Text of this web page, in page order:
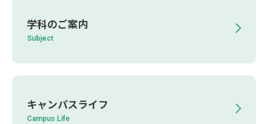
学科のご案内
Subject
キャンパスライフ
Campus Life